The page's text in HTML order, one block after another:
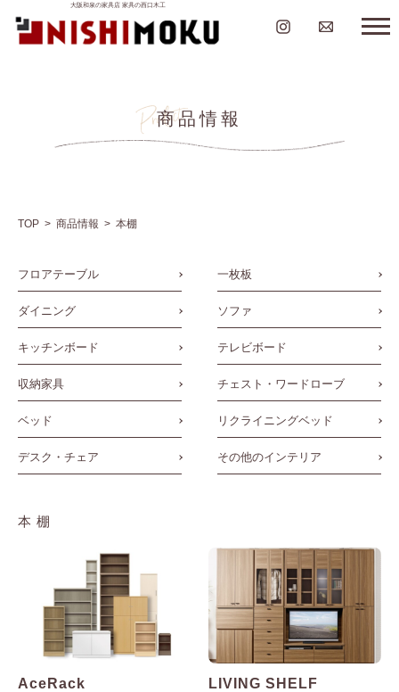
大阪和泉の家具店 家具の西口木工
商品情報
TOP 商品情報 本棚
フロアテーブル 一枚板
ダイニング ソファ
キッチンボード テレビボード
収納家具 チェスト・ワードローブ
ベッド リクライニングベッド
デスク・チェア その他のインテリア
本棚
AceRack LIVING SHELF